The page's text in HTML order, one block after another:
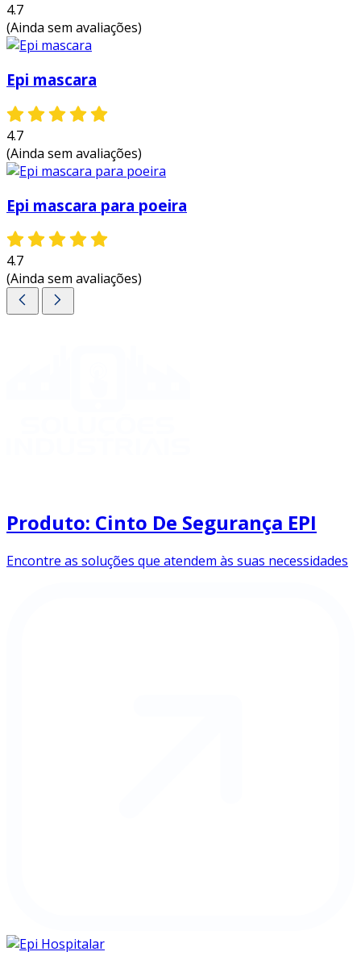
4.7
(Ainda sem avaliações)
Epi mascara
4.7
(Ainda sem avaliações)
Epi mascara para poeira
4.7
(Ainda sem avaliações)
Produto: Cinto De Segurança EPI
Encontre as soluções que atendem às suas necessidades